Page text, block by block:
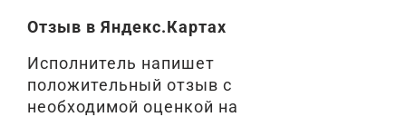
Отзыв в Яндекс.Картах
Исполнитель напишет
положительный отзыв с
необходимой оценкой на